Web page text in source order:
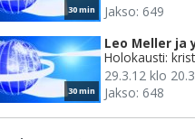
30 min
Jakso: 649
30 min
Leo Meller ja
Holokausti:
29.3.12 klo
Jakso: 648